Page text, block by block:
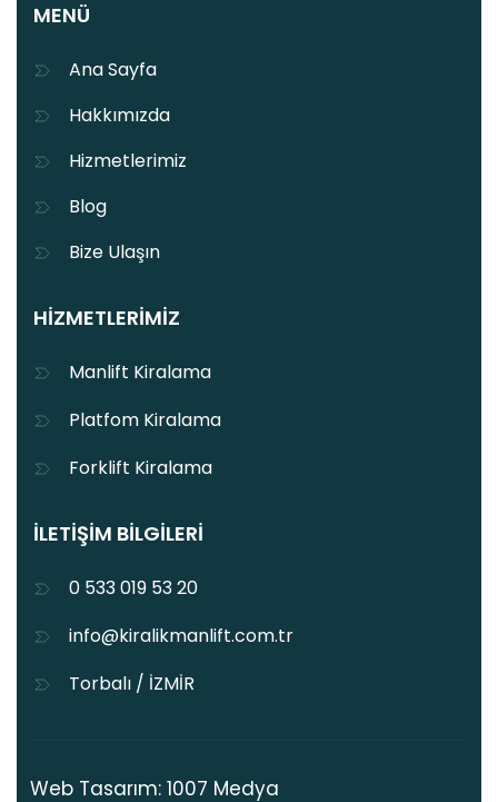
MENÜ
Ana Sayfa
Hakkımızda
Hizmetlerimiz
Blog
Bize Ulaşın
HIZMETLERIMIZ
Manlift Kiralama
Platfom Kiralama
Forklift Kiralama
İLETIŞIM BILGILERI
0 533 019 53 20
info@kiralikmanlift.com.tr
Torbalı / İZMİR
Web Tasarım: 1007 Medya